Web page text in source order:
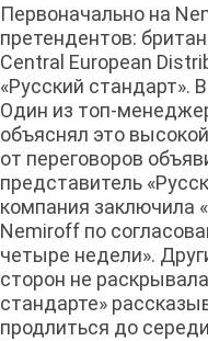
Первоначально на
претендентов:
Central European
«Русский стандарт».
Один из топ-
объяснял это
от переговоров
представитель
компания заключила
Nemiroff по
четыре недели».
сторон не
стандарте»
продлиться до